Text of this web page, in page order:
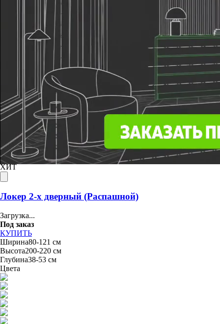
Шкафы-купе и гардеробные
на заказ от производителя —
доставка по всей России
Топ продаж
ХИТ
Локер 2-х дверный (Распашной)
Загрузка...
Под заказ
КУПИТЬ
Ширина80-121 см
Высота200-220 см
Глубина38-53 см
Цвета